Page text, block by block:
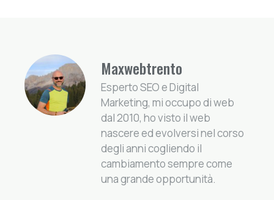
Maxwebtrento
Esperto SEO e Digital
Marketing, mi occupo di web
dal 2010, ho visto il web
nascere ed evolversi nel corso
degli anni cogliendo il
cambiamento sempre come
una grande opportunità.